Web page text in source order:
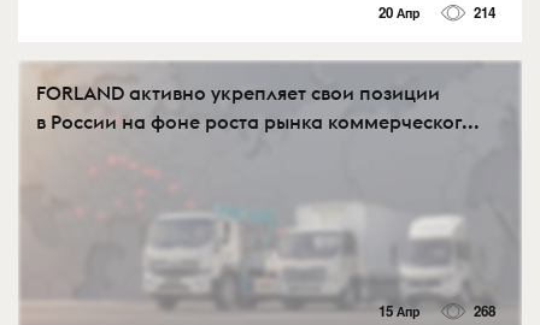
20 Апр 214
FORLAND активно укрепляет свои позиции
в России на фоне роста рынка коммерческог...
15 Апр 268